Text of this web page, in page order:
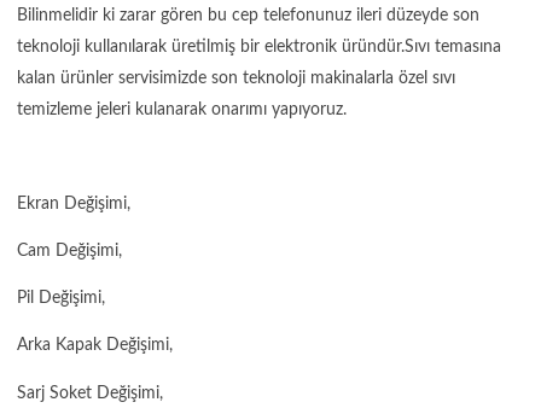
Bilinmelidir ki zarar gören bu cep telefonunuz ileri düzeyde son
teknoloji kullanılarak üretilmiş bir elektronik üründür.Sıvı temasına
kalan ürünler servisimizde son teknoloji makinalarla özel sıvı
temizleme jeleri kulanarak onarımı yapıyoruz.
Ekran Değişimi,
Cam Değişimi,
Pil Değişimi,
Arka Kapak Değişimi,
Sarj Soket Değişimi,